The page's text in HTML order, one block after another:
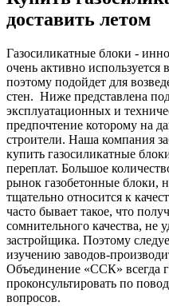
доставить летом
Газосиликатные блоки -
очень активно используется
поэтому подойдет для
стен. Ниже представлена
эксплуатационных и
предпочтение которому на
строители. Наша компания
купить газосиликатные
переплат. Большое
рынок газобетонные блоки,
тщательно относится к
часто бывает такое, что
сомнительного качества,
застройщика. Поэтому
изучению заводов-
Объединение «ССК» всегда
проконсультировать по
вопросов.